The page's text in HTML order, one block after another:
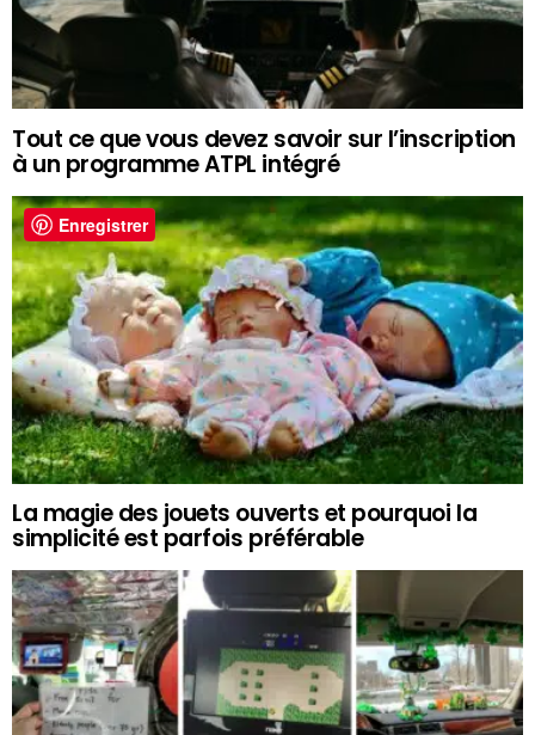
Tout ce que vous devez savoir sur l’inscription
à un programme ATPL intégré
La magie des jouets ouverts et pourquoi la
simplicité est parfois préférable
Enregistrer